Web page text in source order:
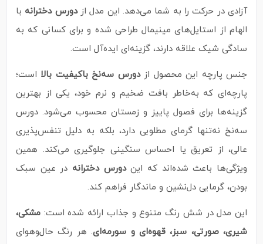
آزادی در حرکت را به شما می‌دهد. این مدل ازدورس دخترانه با
الهام از استایل‌های مینیمال طراحی شده و برای کسانی که به
سادگی شیک علاقه دارند، گزینه‌ای ایده‌آل است.
جنس پارچه این محصول ازدورس سه‌نخ باکیفیت بالا است؛
پارچه‌ای که به‌خاطر بافت ضخیم و نرم خود، یکی از بهترین
گزینه‌ها برای فصول پاییز و زمستان محسوب می‌شود. دورس
سه‌نخ نه‌تنها گرمای مطلوبی دارد، بلکه به دلیل تنفس‌پذیری
عالی، از تعریق یا احساس سنگینی جلوگیری می‌کند. همین
ویژگی‌ها باعث شده‌اند که ایندورس دخترانه در عین سبک
بودن، گرمایی دل‌نشین و ماندگار فراهم کند.
این مدل در شش رنگ متنوع و جذاب ارائه شده است: مشکی،
شیری، صورتی، سبز، قهوه‌ای و سورمه‌ای. هر رنگ حال‌و‌هوای